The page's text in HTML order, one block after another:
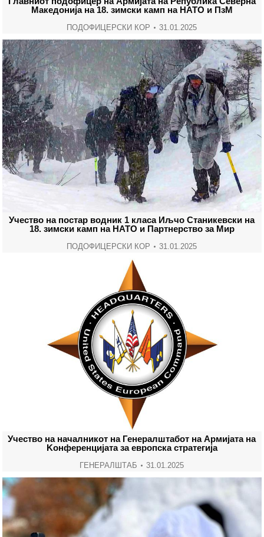
Македонија на 18. зимски камп на НАТО и ПзМ
ПОДОФИЦЕРСКИ КОР 31.01.2025
Учество на постар водник 1 класа Иљчо Станикевски на
18. зимски камп на НАТО и Партнерство за Мир
ПОДОФИЦЕРСКИ КОР 31.01.2025
Учество на началникот на Генералштабот на Армијата на
Kонференцијата за eвропска стратегија
ГЕНЕРАЛШТАБ 31.01.2025